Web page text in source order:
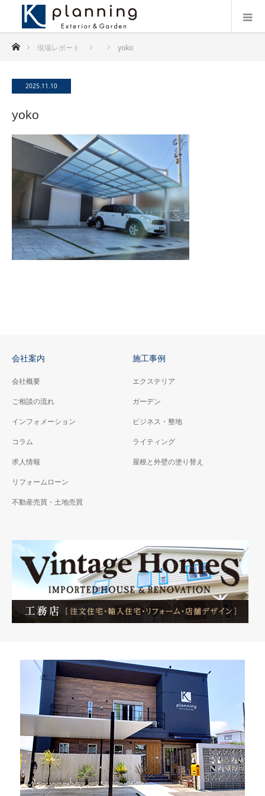
ホーム現場レポート yoko
2025.11.10
yoko
会社案内
会社概要
ご相談の流れ
インフォメーション
コラム
求人情報
リフォームローン
不動産売買・土地売買
施工事例
エクステリア
ガーデン
ビジネス・整地
ライティング
屋根と外壁の塗り替え